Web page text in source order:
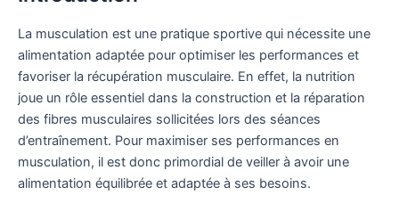
La musculation est une pratique sportive qui nécessite une
alimentation adaptée pour optimiser les performances et
favoriser la récupération musculaire. En effet, la nutrition
joue un rôle essentiel dans la construction et la réparation
des fibres musculaires sollicitées lors des séances
d’entraînement. Pour maximiser ses performances en
musculation, il est donc primordial de veiller à avoir une
alimentation équilibrée et adaptée à ses besoins.